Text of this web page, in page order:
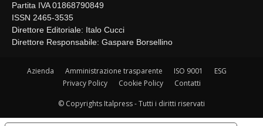
Partita IVA 01868790849
ISSN 2465-3535
Direttore Editoriale: Italo Cucci
Direttore Responsabile: Gaspare Borsellino
Azienda Amministrazione trasparente ISO 9001
ESG
Privacy Policy
Cookie Policy Contatti
© Copyrights Italpress - Tutti i diritti riservati